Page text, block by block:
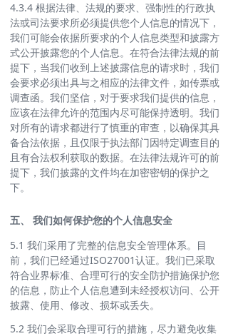
4.3.4 根据法律、法规的要求、强制性的行政执
法或司法要求所必须提供您个人信息的情况下，
我们可能会依据所要求的个人信息类型和披露方
式公开披露您的个人信息。在符合法律法规的前
提下，当我们收到上述披露信息的请求时，我们
会要求必须出具与之相应的法律文件，如传票或
调查函。我们坚信，对于要求我们提供的信息，
应该在法律允许的范围内尽可能保持透明。我们
对所有的请求都进行了慎重的审查，以确保其具
备合法依据，且仅限于执法部门因特定调查目的
且有合法权利获取的数据。在法律法规许可的前
提下，我们披露的文件均在加密密钥的保护之
下。
五、 我们如何保护您的个人信息安全
5.1 我们采用了完整的信息安全管理体系。目
前，我们已经通过ISO27001认证。我们已采取
符合业界标准、合理可行的安全防护措施保护您
的信息，防止个人信息遭到未经授权访问、公开
披露、使用、修改、损坏或丢失。
5.2 我们会采取合理可行的措施，尽力避免收集